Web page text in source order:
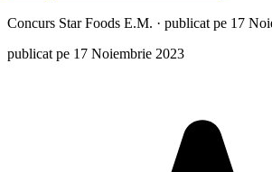
Concurs Star Foods E.M. · publicat pe 17
publicat pe 17 Noiembrie 2023